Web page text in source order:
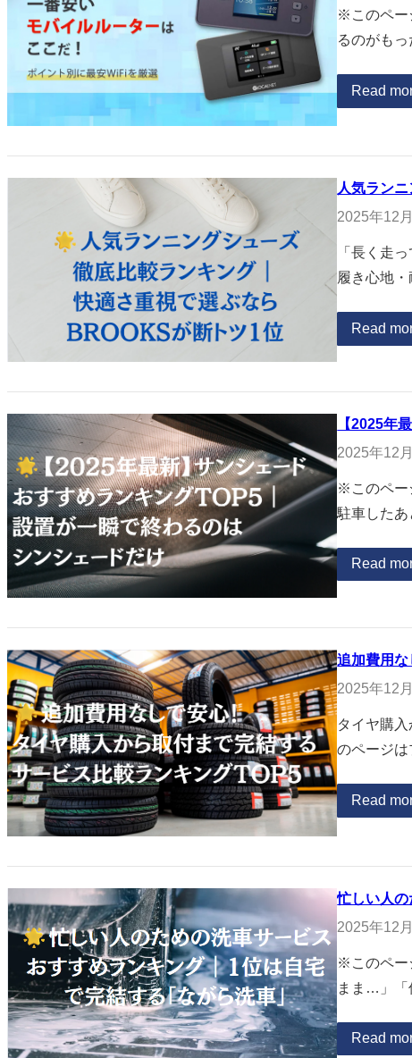
※このペー
るのがも
Read
人気ラン
2025年12
「長く走
履き心地
Read
【2025年
2025年12
※このペー
駐車した
Read
追加費用
2025年12
タイヤ購
のページ
Read
忙しい人の
2025年12
※このペー
まま…」
Read